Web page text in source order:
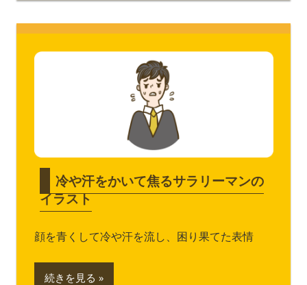
冷や汗をかいて焦るサラリーマンの
イラスト
顔を青くして冷や汗を流し、困り果てた表情
続きを見る